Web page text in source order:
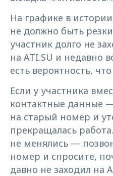
На графике в
не должно быть
участник долго не
на ATI.SU и недавно
есть вероятность,
Если у участника
контактные данные
на старый номер и
прекращалась
не менялись —
номер и спросите,
давно не заходил на